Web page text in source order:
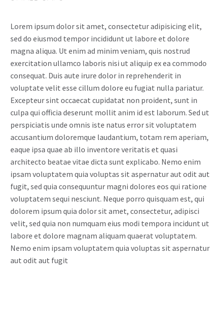
Lorem ipsum dolor sit amet, consectetur adipisicing elit,
sed do eiusmod tempor incididunt ut labore et dolore
magna aliqua. Ut enim ad minim veniam, quis nostrud
exercitation ullamco laboris nisi ut aliquip ex ea commodo
consequat. Duis aute irure dolor in reprehenderit in
voluptate velit esse cillum dolore eu fugiat nulla pariatur.
Excepteur sint occaecat cupidatat non proident, sunt in
culpa qui officia deserunt mollit anim id est laborum. Sed ut
perspiciatis unde omnis iste natus error sit voluptatem
accusantium doloremque laudantium, totam rem aperiam,
eaque ipsa quae ab illo inventore veritatis et quasi
architecto beatae vitae dicta sunt explicabo. Nemo enim
ipsam voluptatem quia voluptas sit aspernatur aut odit aut
fugit, sed quia consequuntur magni dolores eos qui ratione
voluptatem sequi nesciunt. Neque porro quisquam est, qui
dolorem ipsum quia dolor sit amet, consectetur, adipisci
velit, sed quia non numquam eius modi tempora incidunt ut
labore et dolore magnam aliquam quaerat voluptatem.
Nemo enim ipsam voluptatem quia voluptas sit aspernatur
aut odit aut fugit